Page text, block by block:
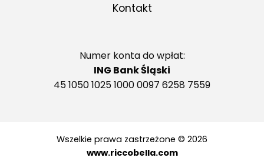
Kontakt
Numer konta do wpłat:
ING Bank Śląski
45 1050 1025 1000 0097 6258 7559
Wszelkie prawa zastrzeżone © 2026
www.riccobella.com